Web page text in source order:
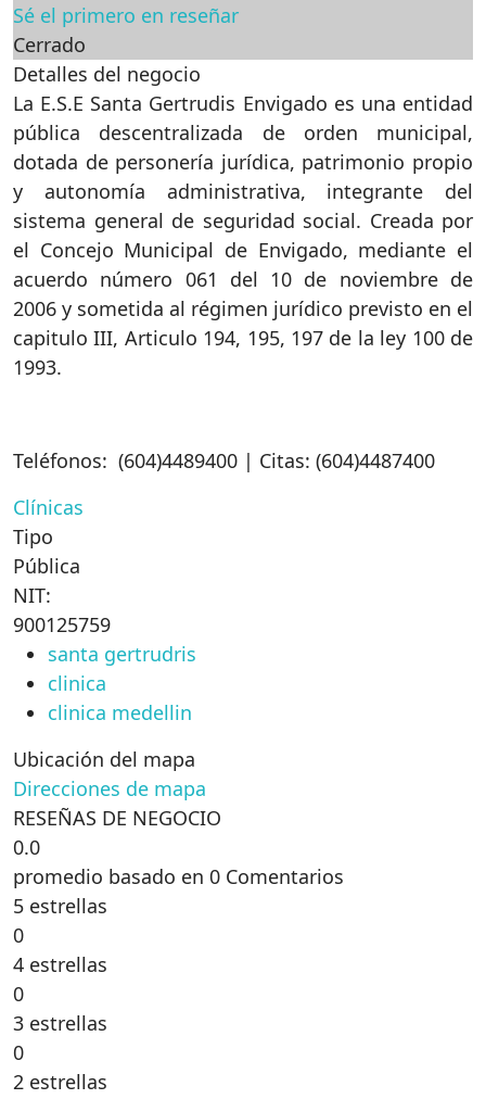
Sé el primero en reseñar
Cerrado
Detalles del negocio
La E.S.E Santa Gertrudis Envigado es una entidad
pública descentralizada de orden municipal,
dotada de personería jurídica, patrimonio propio
y autonomía administrativa, integrante del
sistema general de seguridad social. Creada por
el Concejo Municipal de Envigado, mediante el
acuerdo número 061 del 10 de noviembre de
2006 y sometida al régimen jurídico previsto en el
capitulo III, Articulo 194, 195, 197 de la ley 100 de
1993.
Teléfonos: (604)4489400 | Citas: (604)4487400
Clínicas
Tipo
Pública
NIT:
900125759
santa gertrudris
clinica
clinica medellin
Ubicación del mapa
Direcciones de mapa
RESEÑAS DE NEGOCIO
0.0
promedio basado en 0 Comentarios
5 estrellas
0
4 estrellas
0
3 estrellas
0
2 estrellas